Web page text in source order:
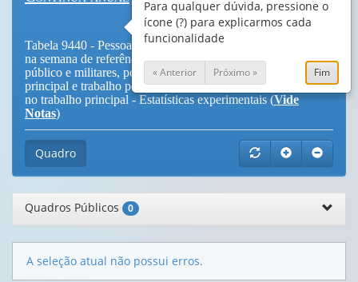
Tabela 9440 - Pessoas de 14 anos ou mais de idade ocupadas
na semana de referência, exclusive os empregados no setor
público e militares, por grupamento ocupacional no trabalho
principal e trabalho por meio de plataforma digital de serviço
no trabalho principal - Estatísticas experimentais (Vide
Notas)
Quadro
Quadros Públicos 0
A seleção atual não possui erros.
Para qualquer dúvida, pressione o
ícone (?) para explicarmos cada
funcionalidade
« Anterior Próximo » Fim